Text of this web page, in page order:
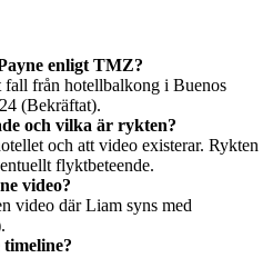
enligt TMZ?
från hotellbalkong i Buenos
(Bekräftat).
och vilka är rykten?
och att video existerar. Rykten
flyktbeteende.
video?
video där Liam syns med